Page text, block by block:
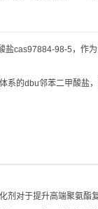
盐cas97884-98-5，作
系的dbu邻苯二甲酸盐
剂对于提升高端聚氨酯